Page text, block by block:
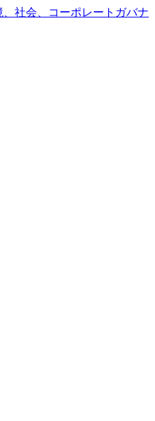
、社会、コーポレートガバナ